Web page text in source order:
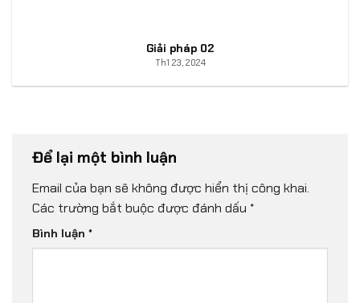
Giải pháp 02
Th1 23, 2024
Để lại một bình luận
Email của bạn sẽ không được hiển thị công khai.
Các trường bắt buộc được đánh dấu *
Bình luận *